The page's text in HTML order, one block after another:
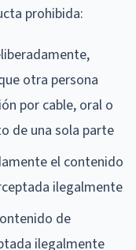
prohibida:
otra persona
por cable, oral o
de una sola parte
el contenido
ilegalmente
de
ilegalmente